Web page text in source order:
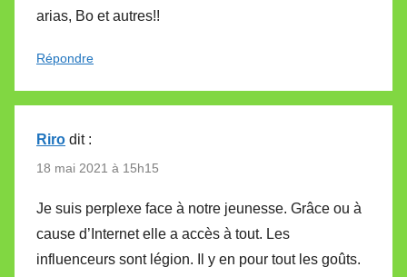
arias, Bo et autres!!
Répondre
Riro dit :
18 mai 2021 à 15h15
Je suis perplexe face à notre jeunesse. Grâce ou à
cause d’Internet elle a accès à tout. Les
influenceurs sont légion. Il y en pour tout les goûts.